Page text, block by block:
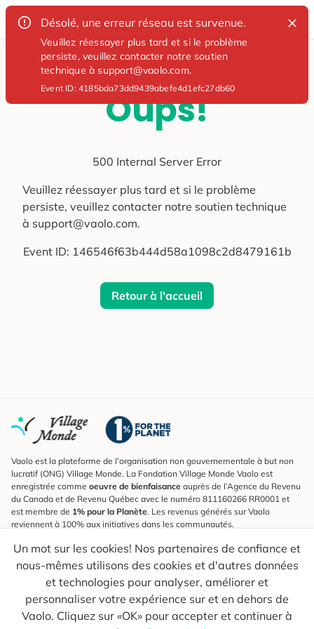
Désolé, une erreur réseau est survenue.
Veuillez réessayer plus tard et si le problème
persiste, veuillez contacter notre soutien
technique à support@vaolo.com.
Event ID:4185bda73dd9439abefe4d1efc27db60
Oups!
500 Internal Server Error
Veuillez réessayer plus tard et si le problème
persiste, veuillez contacter notre soutien technique
à support@vaolo.com.
Event ID: 146546f63b444d58a1098c2d8479161b
Retour à l'accueil
Un mot sur les cookies! Nos partenaires de confiance et
nous-mêmes utilisons des cookies et d'autres données
et technologies pour analyser, améliorer et
personnaliser votre expérience sur et en dehors de
Vaolo. Cliquez sur «OK» pour accepter et continuer à
Vaolo est la plateforme de l'organisation non gouvernementale à but non
lucratif (ONG) Village Monde. La Fondation Village Monde Vaolo est
enregistrée comme oeuvre de bienfaisance auprès de l’Agence du Revenu
du Canada et de Revenu Québec avec le numéro 811160266 RR0001 et
est membre de 1% pour la Planète. Les revenus générés sur Vaolo
reviennent à 100% aux initiatives dans les communautés.
S'inscrire à l'infolettre
Pour connaître les nouveautés, suivre nos explorateurs et recevoir des
astuces pour des voyages plus conscients.
Ton courriel Envoyer